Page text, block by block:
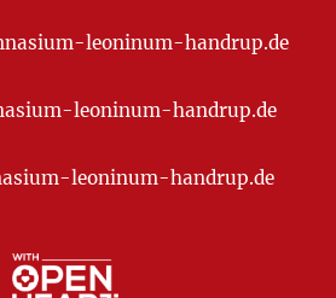
leoninum-handrup.de
leoninum-handrup.de
leoninum-handrup.de